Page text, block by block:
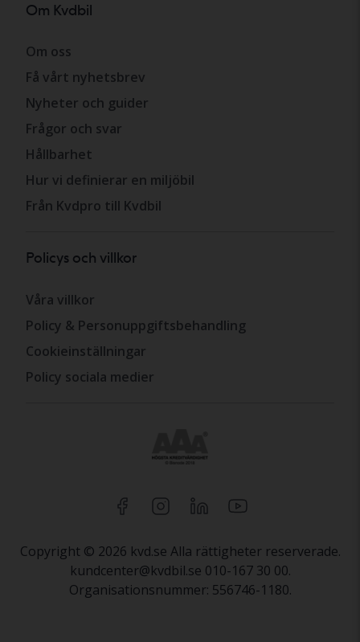
Om Kvdbil
Om oss
Få vårt nyhetsbrev
Nyheter och guider
Frågor och svar
Hållbarhet
Hur vi definierar en miljöbil
Från Kvdpro till Kvdbil
Policys och villkor
Våra villkor
Policy & Personuppgiftsbehandling
Cookieinställningar
Policy sociala medier
Copyright © 2026 kvd.se Alla rättigheter reserverade.
kundcenter@kvdbil.se 010-167 30 00.
Organisationsnummer: 556746-1180.